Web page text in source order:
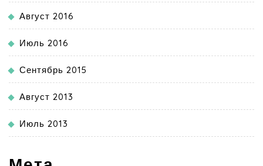
Август 2016
Июль 2016
Сентябрь 2015
Август 2013
Июль 2013